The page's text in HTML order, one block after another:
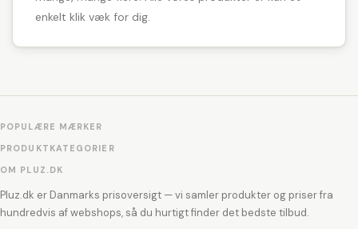
enkelt klik væk for dig.
POPULÆRE MÆRKER
PRODUKTKATEGORIER
OM PLUZ.DK
Pluz.dk er Danmarks prisoversigt — vi samler produkter og priser fra
hundredvis af webshops, så du hurtigt finder det bedste tilbud.